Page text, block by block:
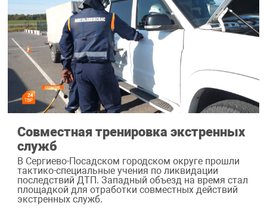
Совместная тренировка экстренных
служб
В Сергиево-Посадском городском округе прошли
тактико-специальные учения по ликвидации
последствий ДТП. Западный объезд на время стал
площадкой для отработки совместных действий
экстренных служб.